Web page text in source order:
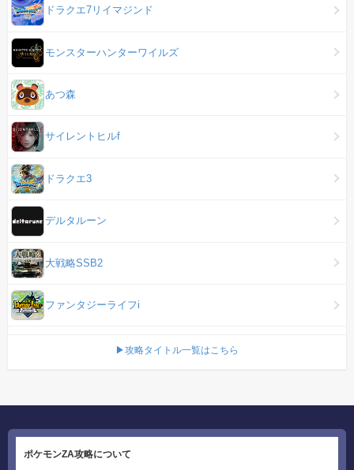
ドラクエ7リイマジンド
モンスターハンターワイルズ
あつ森
サイレントヒルf
ドラクエ3
デルタルーン
大戦略SSB2
ファンタジーライフi
▶攻略タイトル一覧はこちら
ポケモンZA攻略について